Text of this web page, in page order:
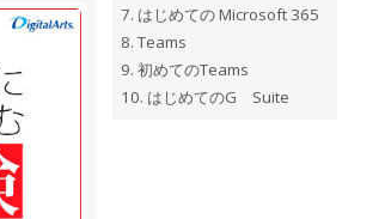
7. はじめての Microsoft 365
8.Teams
9.初めてのTeams
10. はじめてのG Suite